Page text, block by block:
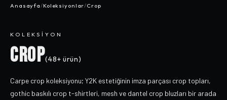
Anasayfa/Koleksiyonlar/Crop
KOLEKSIYON
CROP(48+ ürün)
Carpe crop koleksiyonu; Y2K estetiğinin imza parçası crop topları,
gothic baskılı crop t-shirtleri, mesh ve dantel crop bluzları bir arada